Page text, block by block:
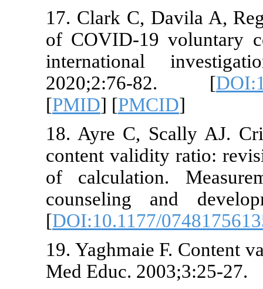
17. Clark C,
of COVID-
[PMID
18. Ayre C,
content
of
counseling
[
19.
Med Educ.